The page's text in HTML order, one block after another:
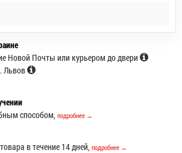
Новой Почты или курьером до двери
Львов
способом, подробнее →
в течение 14 дней, подробнее →